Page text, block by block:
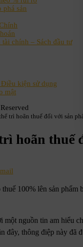
phá sản
tài chính – Sách đầu tư
kiện sử dụng
mật
trì hoãn thuế đối với sản
hoãn thuế
thuế 100% lên sản
một nguồn tin am hiểu
đây, thông điệp này đã